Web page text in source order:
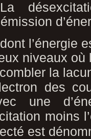
l’énergie
niveaux où
la
des
une
moins
est